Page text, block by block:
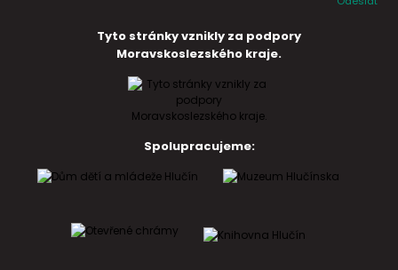
Tyto stránky vznikly za podpory
Moravskoslezského kraje.
Spolupracujeme: